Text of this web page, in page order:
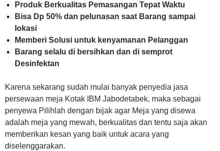
Produk Berkualitas Pemasangan Tepat Waktu
Bisa Dp 50% dan pelunasan saat Barang sampai
lokasi
Memberi Solusi untuk kenyamanan Pelanggan
Barang selalu di bersihkan dan di semprot
Desinfektan
Karena sekarang sudah mulai banyak penyedia jasa
persewaan meja Kotak IBM Jabodetabek, maka sebagai
penyewa Pilihlah dengan bijak agar Meja yang disewa
adalah meja yang mewah, berkualitas dan tentu saja akan
memberikan kesan yang baik untuk acara yang
diselenggarakan.